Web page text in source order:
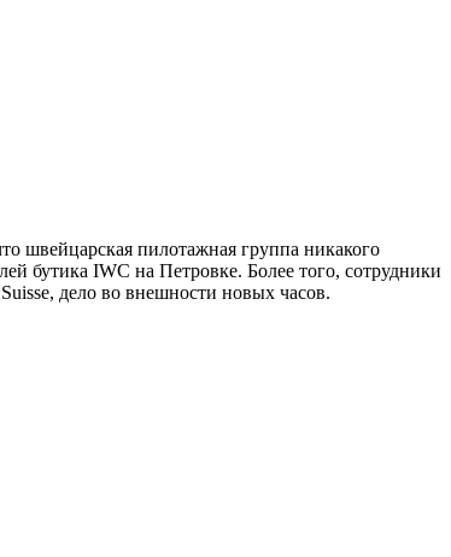
швейцарская пилотажная группа никакого
бутика IWC на Петровке. Более того, сотрудники
дело во внешности новых часов.